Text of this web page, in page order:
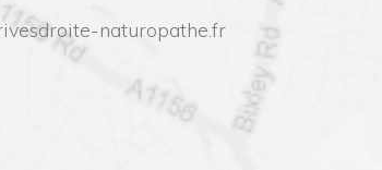
naturopathe.fr